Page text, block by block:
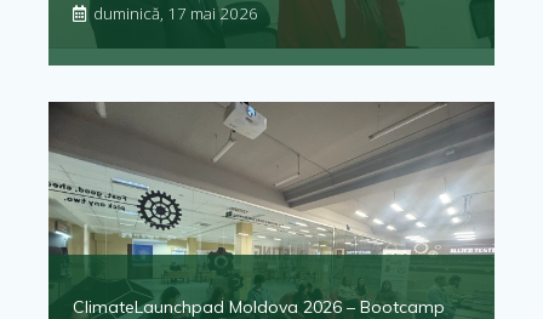
duminică, 17 mai 2026
ClimateLaunchpad Moldova 2026 – Bootcamp